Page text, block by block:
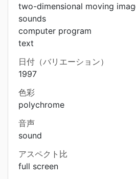
two-dimensional moving
sounds
computer program
text
日付（バリエーション）
1997
色彩
polychrome
音声
sound
アスペクト比
full screen